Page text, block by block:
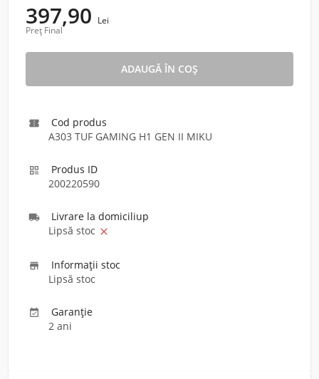
397,90 Lei
Preț Final

Cod produs
A303 TUF GAMING H1 GEN II MIKU

Produs ID
200220590
 Livrare la domiciliup
Lipsă stoc 

Informaţii stoc
Lipsă stoc

Garanție
2 ani